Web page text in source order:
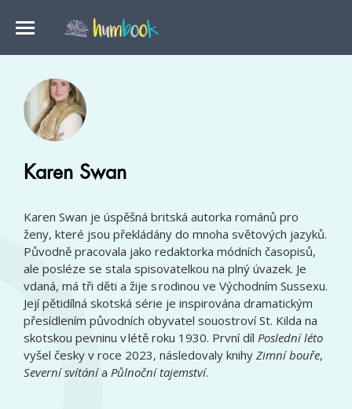
Karen Swan
Karen Swan je úspěšná britská autorka románů pro
ženy, které jsou překládány do mnoha světových jazyků.
Původně pracovala jako redaktorka módních časopisů,
ale posléze se stala spisovatelkou na plný úvazek. Je
vdaná, má tři děti a žije s rodinou ve Východním Sussexu.
Její pětidílná skotská série je inspirována dramatickým
přesídlením původních obyvatel souostroví St. Kilda na
skotskou pevninu v létě roku 1930. První díl Poslední léto
vyšel česky v roce 2023, následovaly knihy Zimní bouře,
Severní svítánía Půlnoční tajemství.